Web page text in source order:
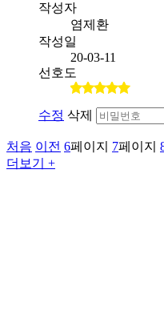
작성자
염제환
작성일
20-03-11
선호도
수정 삭제
처음 이전 6페이지 7페이지
더보기 +